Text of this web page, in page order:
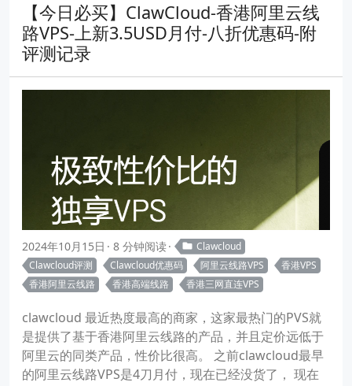
【今日必买】ClawCloud-香港阿里云线
路VPS-上新3.5USD月付-八折优惠码-附
评测记录
2024年10月15日 8 分钟阅读
Clawcloud
Clawcloud评测
Clawcloud优惠码 阿里云线路VPS
香港VPS
香港阿里云线路
香港高端线路 香港三网直连VPS
clawcloud 最近热度最高的商家，这家最热门的PVS就
是提供了基于香港阿里云线路的产品，并且定价远低于
阿里云的同类产品，性价比很高。 之前clawcloud最早
的阿里云线路VPS是4刀月付，现在已经没货了， 现在